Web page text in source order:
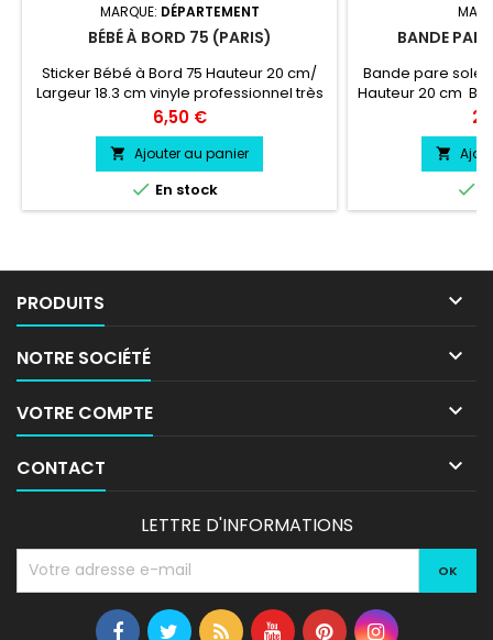
MARQUE: DÉPARTEMENT
BÉBÉ À BORD 75 (PARIS)
Sticker Bébé à Bord 75 Hauteur 20 cm/
Largeur 18.3 cm vinyle professionnel très
résistant résiste a l'eau, essence,
chaleur, froid.
Prix
6,50 €
 Ajouter au panier
 En stock
BANDE
Bande pare soleil
Hauteur 20 cm
au choix Logo


PRODUITS 
NOTRE SOCIÉTÉ 
VOTRE COMPTE 
CONTACT 
LETTRE D'INFORMATIONS